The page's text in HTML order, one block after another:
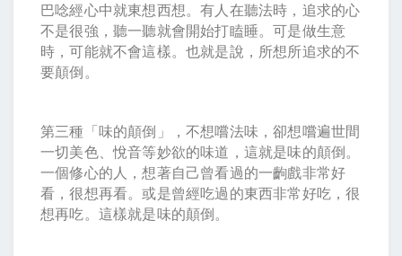
巴唸經心中就東想西想。有人在聽法時，追求的心
不是很強，聽一聽就會開始打瞌睡。可是做生意
時，可能就不會這樣。也就是說，所想所追求的不
要顛倒。
第三種「味的顛倒」，不想嚐法味，卻想嚐遍世間
一切美色、悅音等妙欲的味道，這就是味的顛倒。
一個修心的人，想著自己曾看過的一齣戲非常好
看，很想再看。或是曾經吃過的東西非常好吃，很
想再吃。這樣就是味的顛倒。